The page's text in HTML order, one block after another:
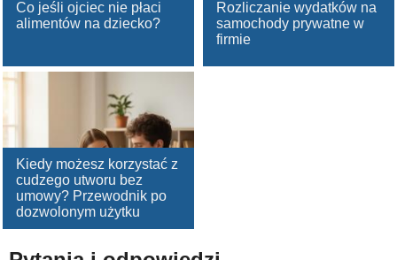
Co jeśli ojciec nie płaci
alimentów na dziecko?
Rozliczanie wydatków na
samochody prywatne w
firmie
Kiedy możesz korzystać z
cudzego utworu bez
umowy? Przewodnik po
dozwolonym użytku